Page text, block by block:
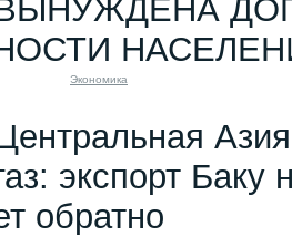
Экономика
экспорт
обратно